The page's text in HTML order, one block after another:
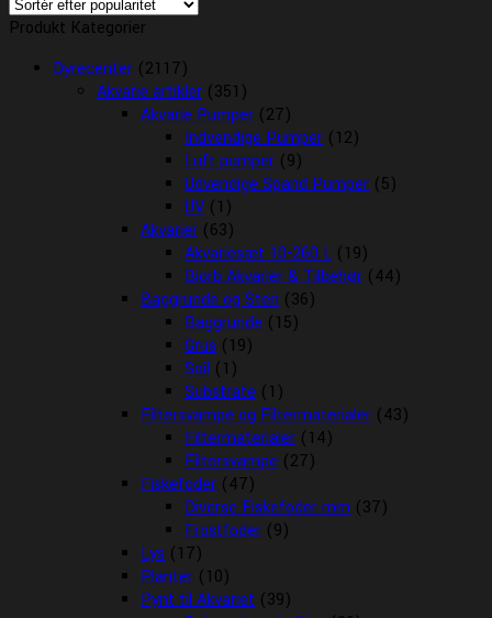
Produkt Kategorier
Dyrecenter (2117)
Akvarie artikler (351)
Akvarie Pumper (27)
Indvendige Pumper (12)
Luft pumper (9)
Udvendige Spand Pumper (5)
UV (1)
Akvarier (63)
Akvariesæt 10-260 L (19)
Biorb Akvarier & Tilbehør (44)
Baggrunde og Sten (36)
Baggrunde (15)
Grus (19)
Soil (1)
Substrate (1)
Filtersvampe og Filtermaterialer (43)
Filtermaterialer (14)
Filtersvampe (27)
Fiskefoder (47)
Diverse Fiskefoder mm (37)
Frostfoder (9)
Lys (17)
Planter (10)
Pynt til Akvariet (39)